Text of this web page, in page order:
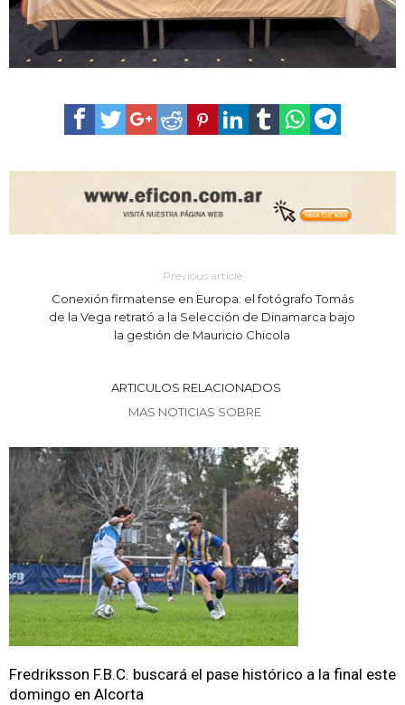
Previous article
Conexión firmatense en Europa: el fotógrafo Tomás
de la Vega retrató a la Selección de Dinamarca bajo
la gestión de Mauricio Chicola
ARTICULOS RELACIONADOS
MAS NOTICIAS SOBRE
Fredriksson F.B.C. buscará el pase histórico a la final este
domingo en Alcorta